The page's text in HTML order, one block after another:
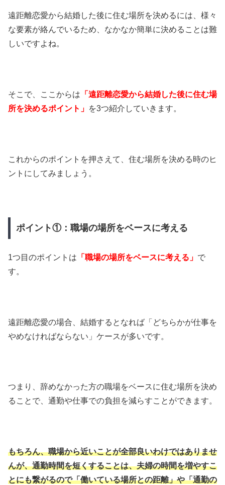
遠距離恋愛から結婚した後に住む場所を決めるには、様々
な要素が絡んでいるため、なかなか簡単に決めることは難
しいですよね。
そこで、ここからは 「遠距離恋愛から結婚した後に住む場
所を決めるポイント」 を3つ紹介していきます。
これからのポイントを押さえて、住む場所を決める時のヒ
ントにしてみましょう。
ポイント①：職場の場所をベースに考える
1つ目のポイントは 「職場の場所をベースに考える」 で
す。
遠距離恋愛の場合、結婚するとなれば「どちらかが仕事を
やめなければならない」ケースが多いです。
つまり、辞めなかった方の職場をベースに住む場所を決め
ることで、通勤や仕事での負担を減らすことができます。
もちろん、職場から近いことが全部良いわけではありませ
んが、通勤時間を短くすることは、夫婦の時間を増やすこ
とにも繋がるので「働いている場所との距離」や「通勤の